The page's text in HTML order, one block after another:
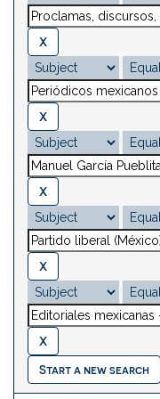
Start a new search